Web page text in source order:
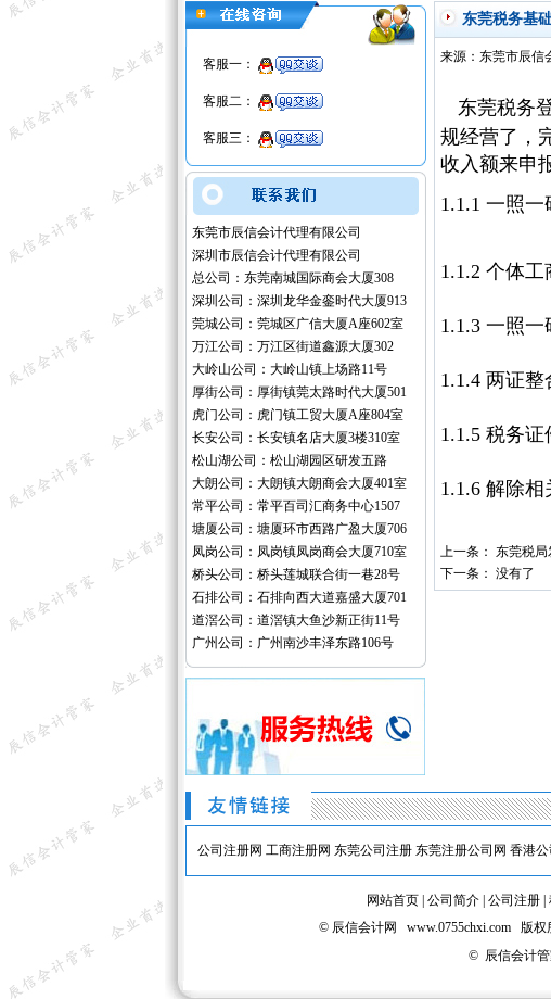
客服一：
客服二：
客服三：
东莞市辰信会计代理有限公司
深圳市辰信会计代理有限公司
总公司：东莞南城国际商会大厦308
深圳公司：深圳龙华金銮时代大厦913
莞城公司：莞城区广信大厦A座602室
万江公司：万江区街道鑫源大厦302
大岭山公司：大岭山镇上场路11号
厚街公司：厚街镇莞太路时代大厦501
虎门公司：虎门镇工贸大厦A座804室
长安公司：长安镇名店大厦3楼310室
松山湖公司：松山湖园区研发五路
大朗公司：大朗镇大朗商会大厦401室
常平公司：常平百司汇商务中心1507
塘厦公司：塘厦环市西路广盈大厦706
凤岗公司：凤岗镇凤岗商会大厦710室
桥头公司：桥头莲城联合街一巷28号
石排公司：石排向西大道嘉盛大厦701
道滘公司：道滘镇大鱼沙新正街11号
广州公司：广州南沙丰泽东路106号
东莞税务基
来源：东莞市辰
东莞税务
规经营了，
收入额来申
1.1.1 一照一
1.1.2 个体工
1.1.3 一照一
1.1.4 两证整
1.1.5 税务证
1.1.6 解除相
上一条： 东莞税局
下一条： 没有了
公司注册网 工商注册网 东莞公司注册 东莞注册公司网 香港
网站首页 公司简介 公司注册
© 辰信会计网 www.0755chxi.com 版
© 辰信会计管